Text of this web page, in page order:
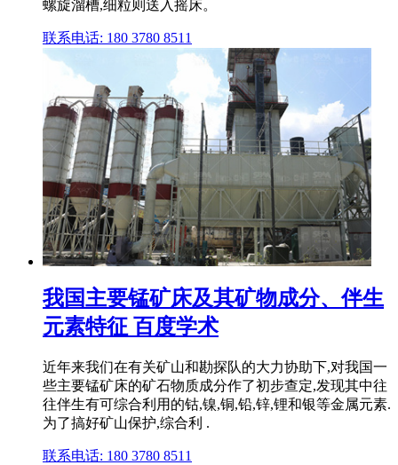
螺旋溜槽,细粒则送入摇床。
联系电话: 180 3780 8511
我国主要锰矿床及其矿物成分、伴生
元素特征 百度学术
近年来我们在有关矿山和勘探队的大力协助下,对我国一
些主要锰矿床的矿石物质成分作了初步查定,发现其中往
往伴生有可综合利用的钴,镍,铜,铅,锌,锂和银等金属元素.
为了搞好矿山保护,综合利 .
联系电话: 180 3780 8511